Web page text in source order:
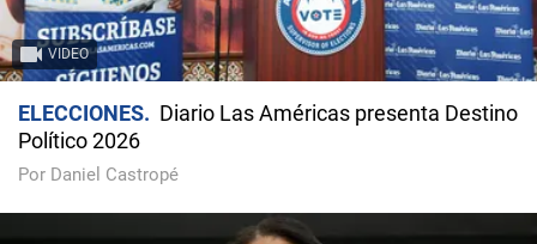
VIDEO
ELECCIONES
Diario Las Américas presenta Destino
Político 2026
Por Daniel Castropé